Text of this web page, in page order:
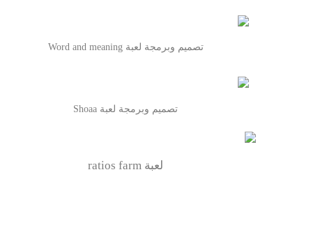
تصميم وبرمجة لعبة Word and meaning
تصميم وبرمجة لعبة Shoaa
لعبة ratios farm